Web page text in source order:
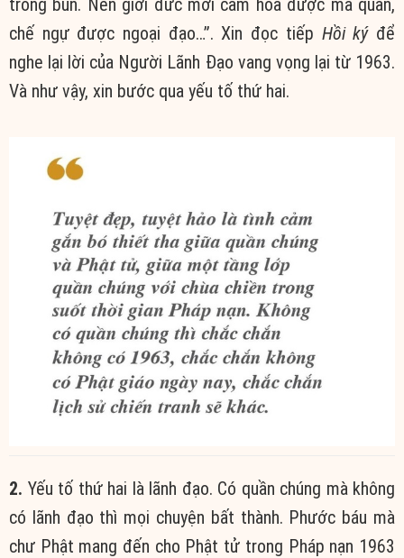
chế ngự được ngoại đạo…”. Xin đọc tiếp Hồi kýđể
nghe lại lời của Người Lãnh Đạo vang vọng lại từ 1963.
Và như vậy, xin bước qua yếu tố thứ hai.
2. Yếu tố thứ hai là lãnh đạo. Có quần chúng mà không
có lãnh đạo thì mọi chuyện bất thành. Phước báu mà
chư Phật mang đến cho Phật tử trong Pháp nạn 1963